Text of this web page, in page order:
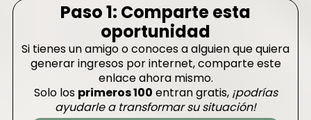
Paso 1: Comparte esta
oportunidad
Si tienes un amigo o conoces a alguien que quiera
generar ingresos por internet, comparte este
enlace ahora mismo.
Solo los primeros 100 entran gratis, ¡podrías
ayudarle a transformar su situación!